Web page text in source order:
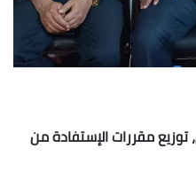
مقررات الإستفادة من